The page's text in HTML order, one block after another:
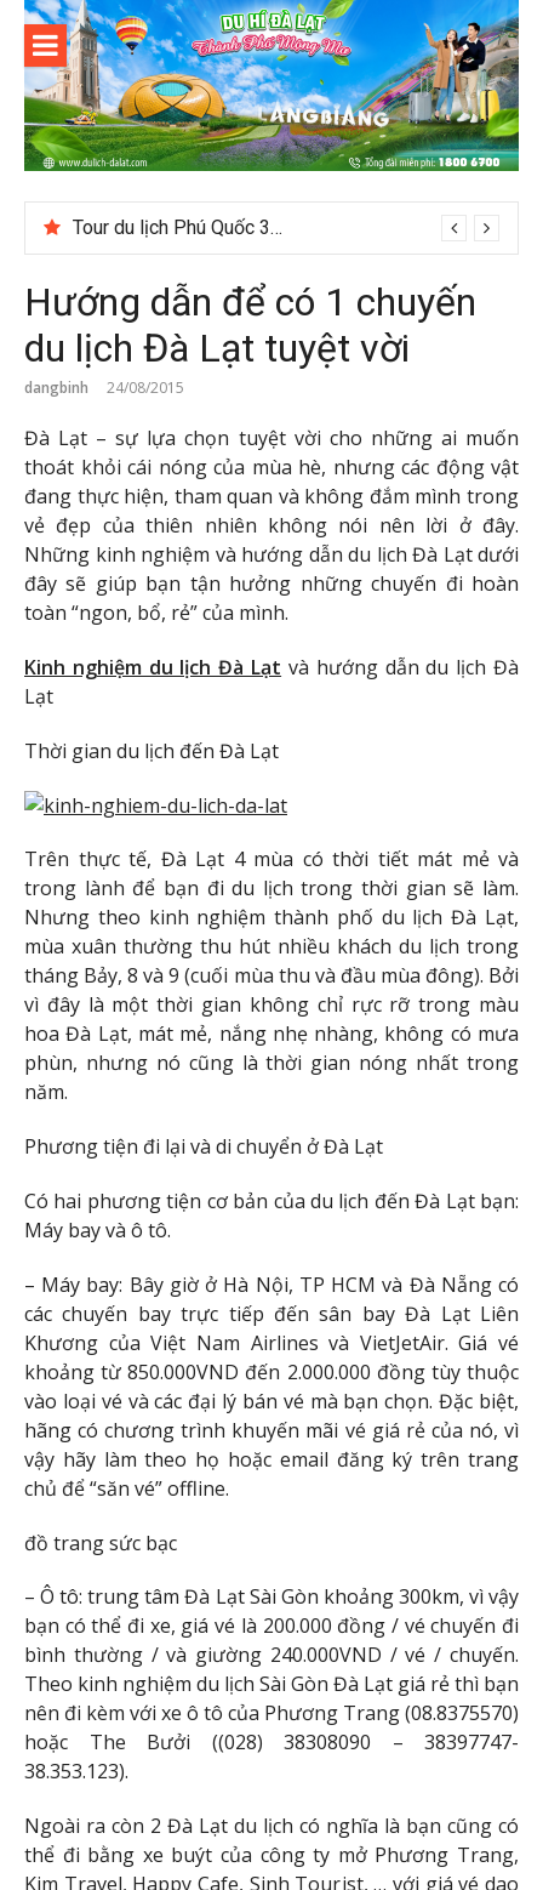
Skip
content
Du lịch Đà
Lạt
Tour du lịch Phú Quốc 3N3D: Hành trình khám phá đảo Ngọc
Hướng dẫn để có 1 chuyến
du lịch Đà Lạt tuyệt vời
dangbinh 24/08/2015
Đà Lạt – sự lựa chọn tuyệt vời cho những ai muốn
thoát khỏi cái nóng của mùa hè, nhưng các động vật
đang thực hiện, tham quan và không đắm mình trong
vẻ đẹp của thiên nhiên không nói nên lời ở đây.
Những kinh nghiệm và hướng dẫn du lịch Đà Lạt dưới
đây sẽ giúp bạn tận hưởng những chuyến đi hoàn
toàn “ngon, bổ, rẻ” của mình.
Kinh nghiệm du lịch Đà Lạt và hướng dẫn du lịch Đà
Lạt
Thời gian du lịch đến Đà Lạt
Trên thực tế, Đà Lạt 4 mùa có thời tiết mát mẻ và
trong lành để bạn đi du lịch trong thời gian sẽ làm.
Nhưng theo kinh nghiệm thành phố du lịch Đà Lạt,
mùa xuân thường thu hút nhiều khách du lịch trong
tháng Bảy, 8 và 9 (cuối mùa thu và đầu mùa đông). Bởi
vì đây là một thời gian không chỉ rực rỡ trong màu
hoa Đà Lạt, mát mẻ, nắng nhẹ nhàng, không có mưa
phùn, nhưng nó cũng là thời gian nóng nhất trong
năm.
Phương tiện đi lại và di chuyển ở Đà Lạt
Có hai phương tiện cơ bản của du lịch đến Đà Lạt bạn:
Máy bay và ô tô.
– Máy bay: Bây giờ ở Hà Nội, TP HCM và Đà Nẵng có
các chuyến bay trực tiếp đến sân bay Đà Lạt Liên
Khương của Việt Nam Airlines và VietJetAir. Giá vé
khoảng từ 850.000VND đến 2.000.000 đồng tùy thuộc
vào loại vé và các đại lý bán vé mà bạn chọn. Đặc biệt,
hãng có chương trình khuyến mãi vé giá rẻ của nó, vì
vậy hãy làm theo họ hoặc email đăng ký trên trang
chủ để “săn vé” offline.
đồ trang sức bạc
– Ô tô: trung tâm Đà Lạt Sài Gòn khoảng 300km, vì vậy
bạn có thể đi xe, giá vé là 200.000 đồng / vé chuyến đi
bình thường / và giường 240.000VND / vé / chuyến.
Theo kinh nghiệm du lịch Sài Gòn Đà Lạt giá rẻ thì bạn
nên đi kèm với xe ô tô của Phương Trang (08.8375570)
hoặc The Bưởi ((028) 38308090 – 38397747-
38.353.123).
Ngoài ra còn 2 Đà Lạt du lịch có nghĩa là bạn cũng có
thể đi bằng xe buýt của công ty mở Phương Trang,
Kim Travel, Happy Cafe, Sinh Tourist, … với giá vé dao